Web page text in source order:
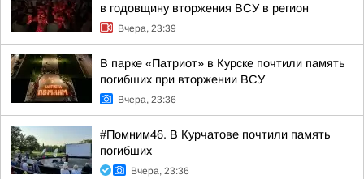
в годовщину вторжения ВСУ в регион
Вчера, 23:39
В парке «Патриот» в Курске почтили память
погибших при вторжении ВСУ
Вчера, 23:36
#Помним46. В Курчатове почтили память
погибших
Вчера, 23:36